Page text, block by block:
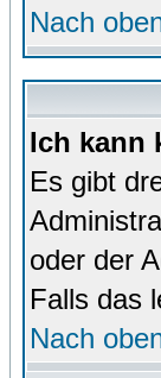
Nach
Ich kann
Es gibt
oder der
Falls das
Nach